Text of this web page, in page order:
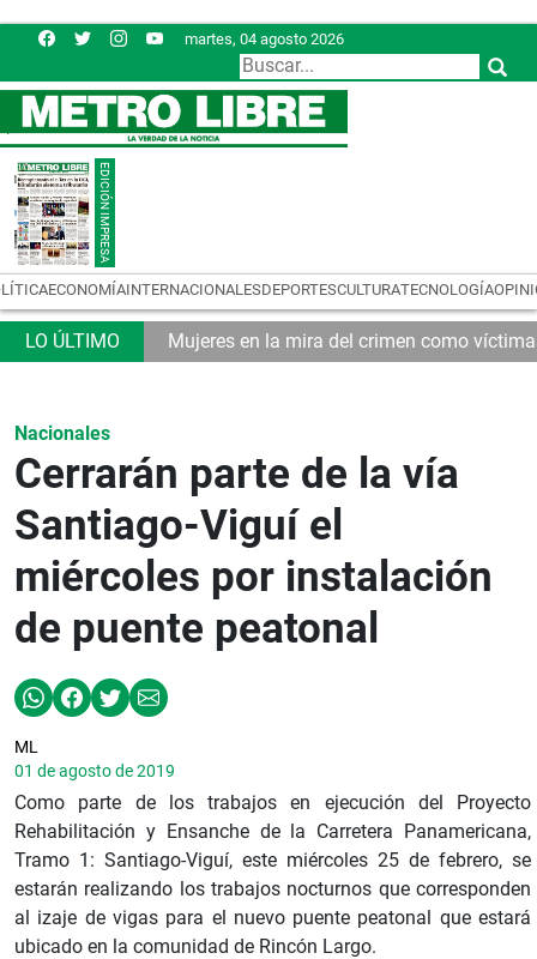
martes, 04 agosto 2026
ECONOMÍAINTERNACIONALESDEPORTESCULTURATECNOLOGÍA
tributario Mujeres en la mira del crimen como
Nacionales
Cerrarán parte de la vía
Santiago-Viguí el
miércoles por instalación
de puente peatonal
ML
01 de agosto de 2019
Como parte de los trabajos en ejecución del Proyecto
Rehabilitación y Ensanche de la Carretera Panamericana,
Tramo 1: Santiago-Viguí, este miércoles 25 de febrero, se
estarán realizando los trabajos nocturnos que corresponden
al izaje de vigas para el nuevo puente peatonal que estará
ubicado en la comunidad de Rincón Largo.